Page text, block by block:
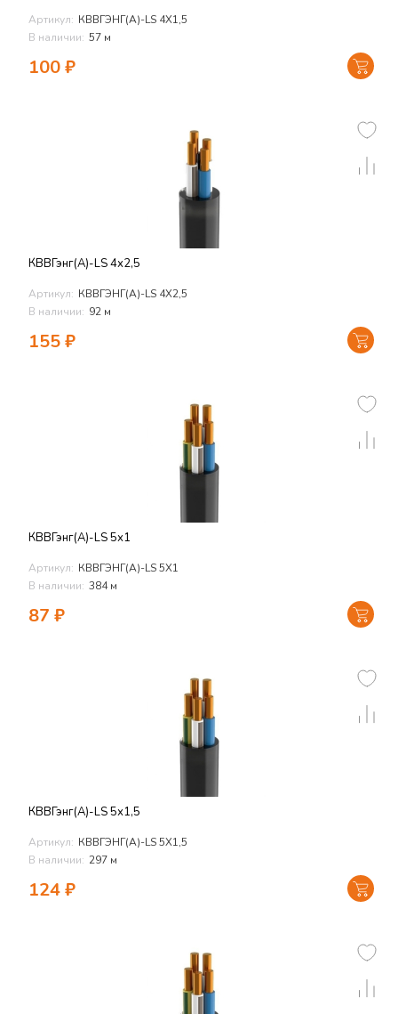
Артикул: КВВГЭНГ(А)-LS 4Х1,5
В наличии: 57 м
100₽
КВВГэнг(А)-LS 4х2,5
Артикул: КВВГЭНГ(А)-LS 4Х2,5
В наличии: 92 м
155₽
КВВГэнг(А)-LS 5х1
Артикул: КВВГЭНГ(А)-LS 5Х1
В наличии: 384 м
87 ₽
КВВГэнг(А)-LS 5х1,5
Артикул: КВВГЭНГ(А)-LS 5Х1,5
В наличии: 297 м
124₽